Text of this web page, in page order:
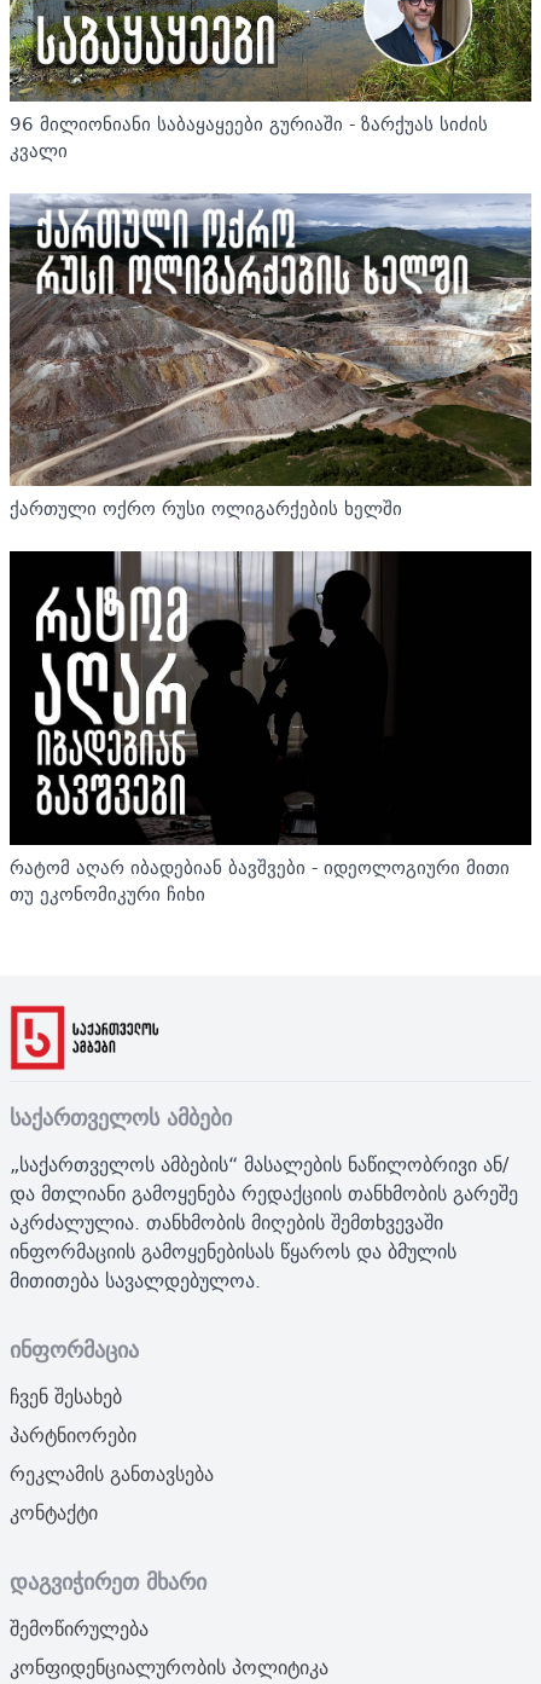
96 მილიონიანი საბაყაყეები გურიაში - ზარქუას სიძის
კვალი
ქართული ოქრო რუსი ოლიგარქების ხელში
რატომ აღარ იბადებიან ბავშვები - იდეოლოგიური მითი
თუ ეკონომიკური ჩიხი
საქართველოს ამბები
„საქართველოს ამბების“ მასალების ნაწილობრივი ან/
და მთლიანი გამოყენება რედაქციის თანხმობის გარეშე
აკრძალულია. თანხმობის მიღების შემთხვევაში
ინფორმაციის გამოყენებისას წყაროს და ბმულის
მითითება სავალდებულოა.
ინფორმაცია
ჩვენ შესახებ
პარტნიორები
რეკლამის განთავსება
კონტაქტი
დაგვიჭირეთ მხარი
შემოწირულება
კონფიდენციალურობის პოლიტიკა